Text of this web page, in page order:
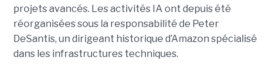
projets avancés. Les activités IA ont depuis été
réorganisées sous la responsabilité de Peter
DeSantis, un dirigeant historique d’Amazon spécialisé
dans les infrastructures techniques.